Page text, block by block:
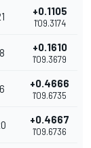
+0.1105
1'09.3174
+0.1610
1'09.3679
+0.4666
1'09.6735
+0.4667
1'09.6736